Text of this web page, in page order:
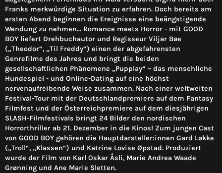
Franks merkwürdige Situation zu erfahren. Doch bereits am
ersten Abend beginnen die Ereignisse eine beängstigende
Wendung zu nehmen... Romance meets Horror - mit GOOD
BOY liefert Drehbuchautor und Regisseur Viljar Bøe
(„Theodor“, „Til Freddy“) einen der abgefahrensten
Genrefilme des Jahres und bringt die beiden
gesellschaftlichen Phänomene „Pupplay“ – das menschliche
Hundespiel - und Online-Dating auf eine höchst
nervenaufreibende Weise zusammen. Nach einer weltweiten
Festival-Tour mit der Deutschlandpremiere auf dem Fantasy
Filmfest und der Österreichpremiere auf dem diesjährigen
SLASH-Filmfestivals bringt 24 Bilder den nordischen
Horrorthriller ab 21. Dezember in die Kinos! Zum jungen Cast
von GOOD BOY gehören die Hauptdarsteller:innen Gard Løkke
(„Troll“, „Klassen“) und Katrine Lovise Øpstad. Produziert
wurde der Film von Karl Oskar Åsli, Marie Andrea Waade
Grønning und Ane Marie Sletten.